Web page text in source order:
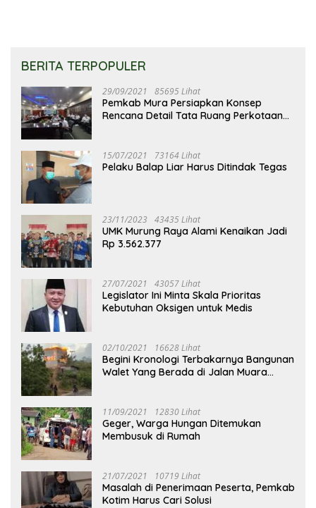
BERITA TERPOPULER
29/09/2021 85695 Lihat
Pemkab Mura Persiapkan Konsep
Rencana Detail Tata Ruang Perkotaan
15/07/2021 73164 Lihat
Pelaku Balap Liar Harus Ditindak Tegas
23/11/2023 43435 Lihat
UMK Murung Raya Alami Kenaikan Jadi
Rp 3.562.377
27/07/2021 43057 Lihat
Legislator Ini Minta Skala Prioritas
Kebutuhan Oksigen untuk Medis
02/10/2021 16628 Lihat
Begini Kronologi Terbakarnya Bangunan
Walet Yang Berada di Jalan Muara
11/09/2021 12830 Lihat
Geger, Warga Hungan Ditemukan
Membusuk di Rumah
21/07/2021 10719 Lihat
Masalah di Penerimaan Peserta, Pemkab
Kotim Harus Cari Solusi